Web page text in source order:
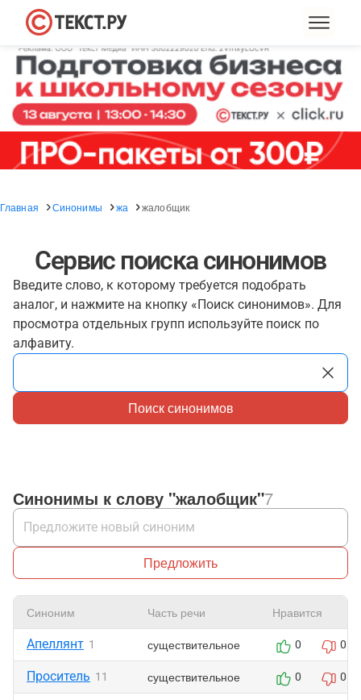
Главная Синонимы жа жалобщик
Сервис поиска синонимов
Введите слово, к которому требуется подобрать
аналог, и нажмите на кнопку «Поиск синонимов». Для
просмотра отдельных групп используйте поиск по
алфавиту.
Поиск синонимов
Синонимы к слову "жалобщик"7
Предложить
Синоним Часть речи Нравится
Апеллянт 1 существительное 0 0
Проситель 11 существительное 0 0